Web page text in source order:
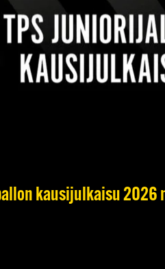
kausijulkaisu 2026